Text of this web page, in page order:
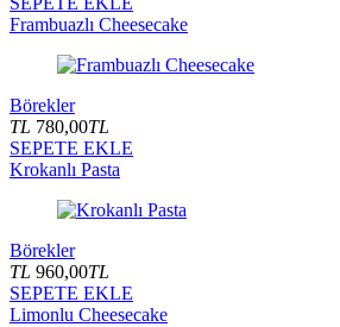
Frambuazlı Cheesecake
Börekler
TL 780,00TL
SEPETE EKLE
Krokanlı Pasta
Börekler
TL 960,00TL
SEPETE EKLE
Limonlu Cheesecake